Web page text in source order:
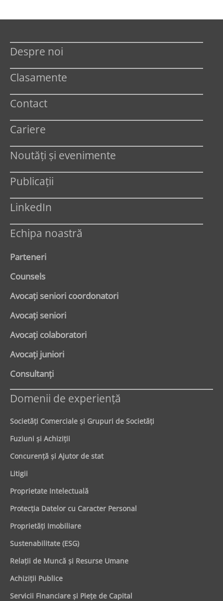
Despre noi
Clasamente
Contact
Cariere
Noutăți și evenimente
Publicații
LinkedIn
Echipa noastră
Parteneri
Counsels
Avocaţi seniori coordonatori
Avocaţi seniori
Avocaţi colaboratori
Avocaţi juniori
Consultanți
Domenii de experienţă
Societăţi Comerciale şi Grupuri de Societăţi
Fuziuni şi Achiziţii
Concurenţă şi Ajutor de stat
Litigii
Proprietate Intelectuală
Protecţia Datelor cu Caracter Personal
Proprietăţi Imobiliare
Sustenabilitate (ESG)
Relaţii de Muncă şi Resurse Umane
Achiziţii Publice
Servicii Financiare şi Pieţe de Capital